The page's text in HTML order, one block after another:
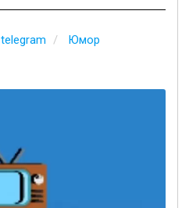
telegram Юмор